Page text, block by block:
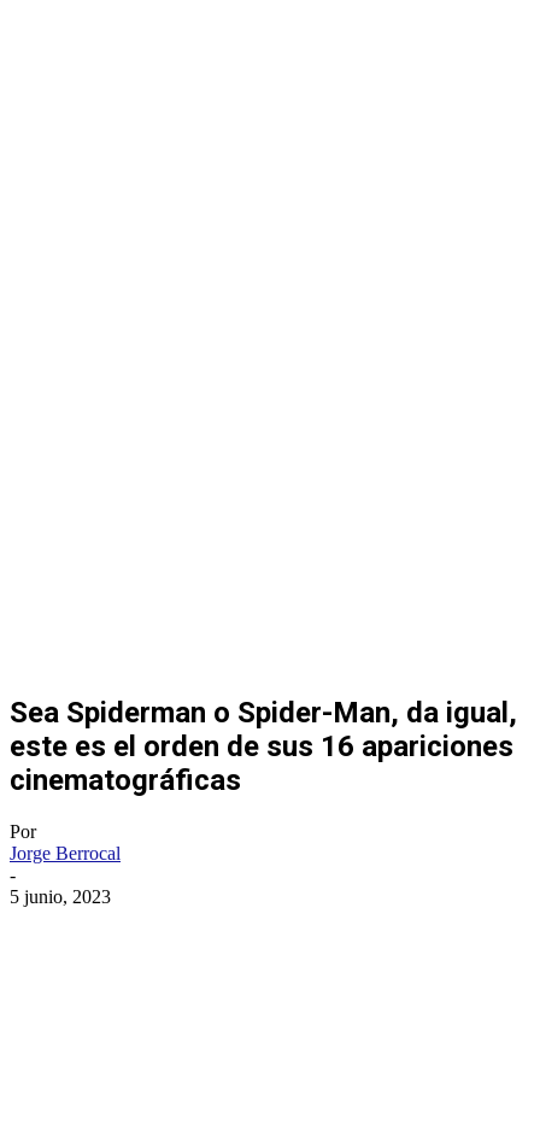
Sea Spiderman o Spider-Man, da igual,
este es el orden de sus 16 apariciones
cinematográficas
Por
Jorge Berrocal
-
5 junio, 2023